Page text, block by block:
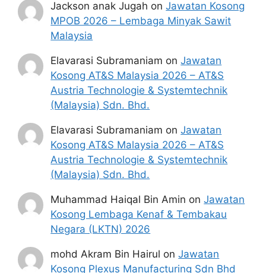
Jackson anak Jugah onJawatan Kosong
MPOB 2026 – Lembaga Minyak Sawit
Malaysia
Elavarasi Subramaniam onJawatan
Kosong AT&S Malaysia 2026 – AT&S
Austria Technologie & Systemtechnik
(Malaysia) Sdn. Bhd.
Elavarasi Subramaniam onJawatan
Kosong AT&S Malaysia 2026 – AT&S
Austria Technologie & Systemtechnik
(Malaysia) Sdn. Bhd.
Muhammad Haiqal Bin Amin onJawatan
Kosong Lembaga Kenaf & Tembakau
Negara (LKTN) 2026
mohd Akram Bin Hairul onJawatan
Kosong Plexus Manufacturing Sdn Bhd